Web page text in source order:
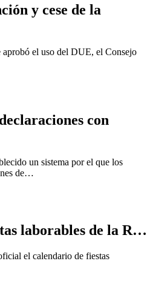
y cese de la
aprobó el uso del DUE, el Consejo
con
un sistema por el que los
de…
laborables de la R…
el calendario de fiestas